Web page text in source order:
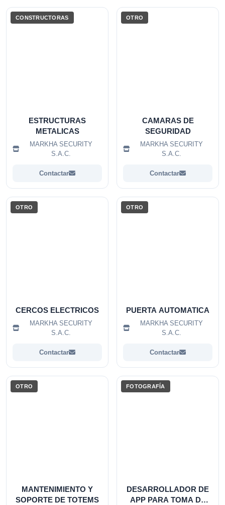
CONSTRUCTORAS
ESTRUCTURAS
METALICAS
MARKHA SECURITY
S.A.C.
Contactar
OTRO
CAMARAS DE
SEGURIDAD
MARKHA SECURITY
S.A.C.
Contactar
OTRO
CERCOS ELECTRICOS
MARKHA SECURITY
S.A.C.
Contactar
OTRO
PUERTA AUTOMATICA
MARKHA SECURITY
S.A.C.
Contactar
OTRO
MANTENIMIENTO Y
SOPORTE DE TOTEMS
FOTOGRAFÍA
DESARROLLADOR DE
APP PARA TOMA DE